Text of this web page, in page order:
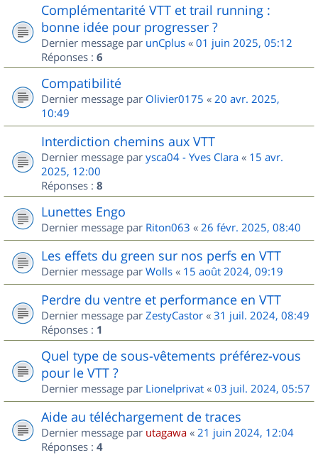
Complémentarité VTT et trail running :
bonne idée pour progresser ?
Dernier message par unCplus « 01 juin 2025, 05:12
Réponses : 6
Compatibilité
Dernier message par Olivier0175 « 20 avr. 2025,
10:49
Interdiction chemins aux VTT
Dernier message par ysca04 - Yves Clara « 15 avr.
2025, 12:00
Réponses : 8
Lunettes Engo
Dernier message par Riton063 « 26 févr. 2025, 08:40
Les effets du green sur nos perfs en VTT
Dernier message par Wolls « 15 août 2024, 09:19
Perdre du ventre et performance en VTT
Dernier message par ZestyCastor « 31 juil. 2024, 08:49
Réponses : 1
Quel type de sous-vêtements préférez-vous
pour le VTT ?
Dernier message par Lionelprivat « 03 juil. 2024, 05:57
Aide au téléchargement de traces
Dernier message par utagawa « 21 juin 2024, 12:04
Réponses : 4